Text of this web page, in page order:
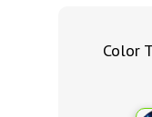
Color